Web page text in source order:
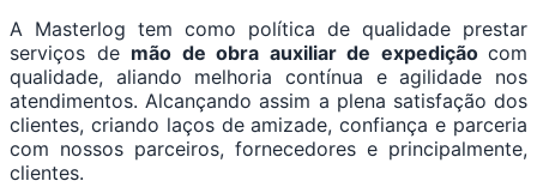
A Masterlog tem como política de qualidade prestar
serviços de mão de obra auxiliar de expedição com
qualidade, aliando melhoria contínua e agilidade nos
atendimentos. Alcançando assim a plena satisfação dos
clientes, criando laços de amizade, confiança e parceria
com nossos parceiros, fornecedores e principalmente,
clientes.